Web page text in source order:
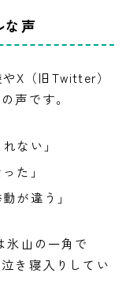
声
X（旧Twitter）
声です。
ない」
た」
が違う」
氷山の一角で
き寝入りしてい